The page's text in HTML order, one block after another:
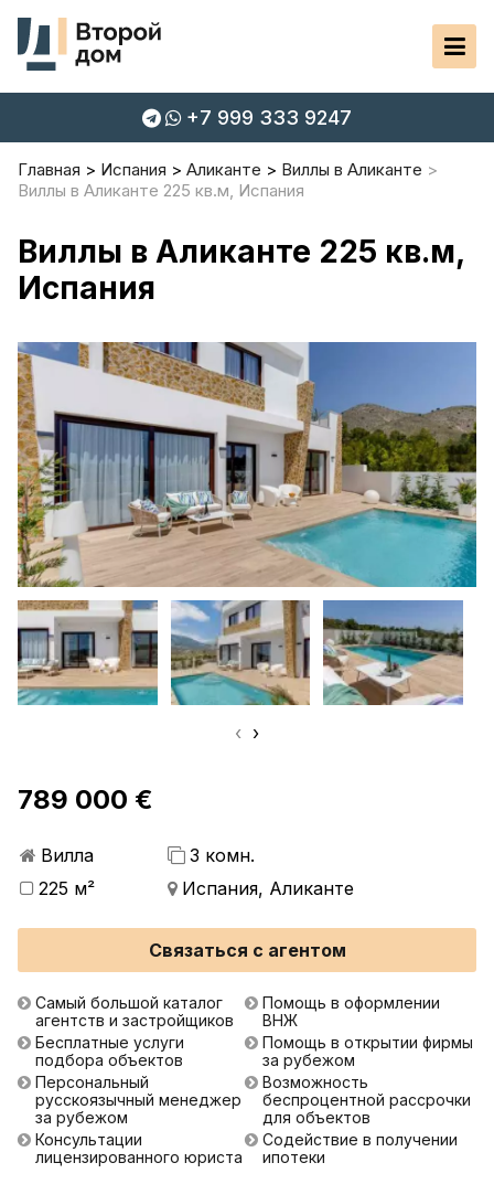
+7 999 333 9247
Главная Испания Аликанте
Виллы в Аликанте
Виллы в Аликанте 225 кв.м, Испания
Виллы в Аликанте 225 кв.м,
Испания
‹ ›
789 000 €
Вилла
3 комн.
225 м²
Испания, Аликанте
Связаться с агентом
Самый большой каталог
агентств и застройщиков
Бесплатные услуги
подбора объектов
Персональный
русскоязычный менеджер
за рубежом
Консультации
лицензированного юриста
Помощь в оформлении
ВНЖ
Помощь в открытии фирмы
за рубежом
Возможность
беспроцентной рассрочки
для объектов
Содействие в получении
ипотеки